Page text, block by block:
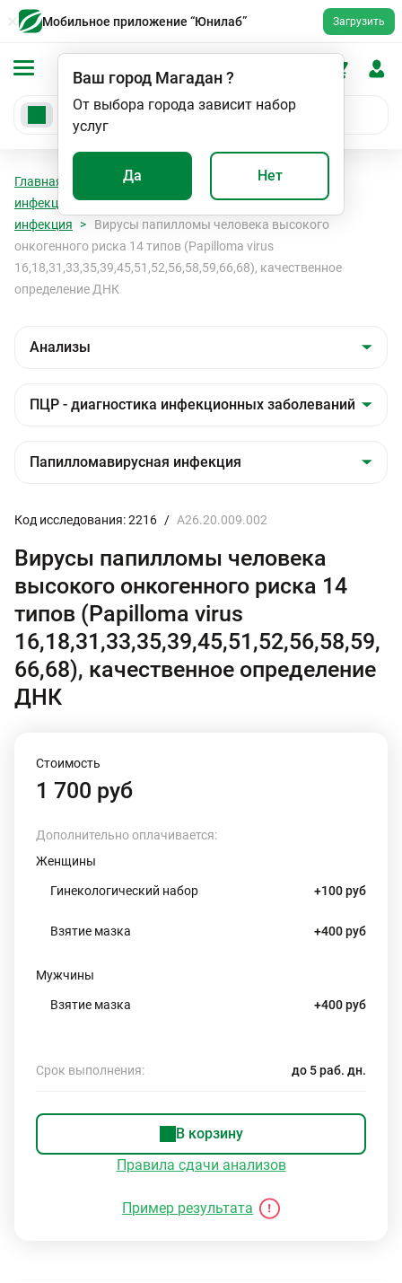
Мобильное приложение “Юнилаб” Загрузить
Ваш город Магадан?
От выбора города зависит набор
услуг
Да Нет
Главная Анализы
ПЦР - диагностика
инфекционных заболеваний
Папилломавирусная
инфекция
Вирусы папилломы человека высокого
онкогенного риска 14 типов (Papilloma virus
16,18,31,33,35,39,45,51,52,56,58,59,66,68), качественное
определение ДНК
Код исследования: 2216 / A26.20.009.002
Вирусы папилломы человека
высокого онкогенного риска 14
типов (Papilloma virus
16,18,31,33,35,39,45,51,52,56,58,59,
66,68), качественное определение
ДНК
Стоимость
1 700 руб
Дополнительно оплачивается:
Женщины
Гинекологический набор +100 руб
Взятие мазка +400 руб
Мужчины
Взятие мазка +400 руб
Срок выполнения: до 5 раб. дн.
В корзину
Правила сдачи анализов
Пример результата